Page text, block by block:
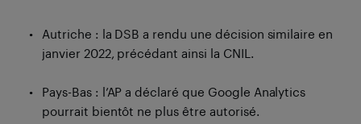
Autriche : la DSB a rendu une décision similaire en
janvier 2022, précédant ainsi la CNIL.
Pays-Bas : l’AP a déclaré que Google Analytics
pourrait bientôt ne plus être autorisé.